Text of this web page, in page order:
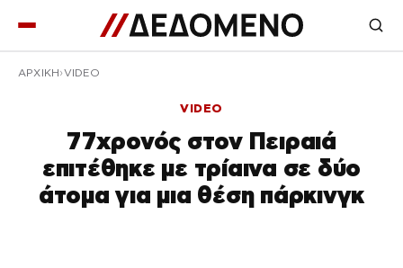
ΑΡΧΙΚΉ VIDEO
VIDEO
77χρονός στον Πειραιά
επιτέθηκε με τρίαινα σε δύο
άτομα για μια θέση πάρκινγκ